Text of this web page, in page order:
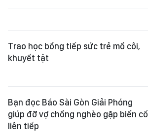
Trao học bổng tiếp sức trẻ mồ côi,
khuyết tật
Bạn đọc Báo Sài Gòn Giải Phóng
giúp đỡ vợ chồng nghèo gặp biến cố
liên tiếp